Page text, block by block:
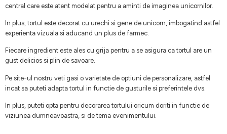
central care este atent modelat pentru a aminti de imaginea unicornilor.
In plus, tortul este decorat cu urechi si gene de unicorn, imbogatind astfel
experienta vizuala si aducand un plus de farmec.
Fiecare ingredient este ales cu grija pentru a se asigura ca tortul are un
gust delicios si plin de savoare.
Pe site-ul nostru veti gasi o varietate de optiuni de personalizare, astfel
incat sa puteti adapta tortul in functie de gusturile si preferintele dvs.
In plus, puteti opta pentru decorarea tortului oricum doriti in functie de
viziunea dumneavoastra, si de tema evenimentului.